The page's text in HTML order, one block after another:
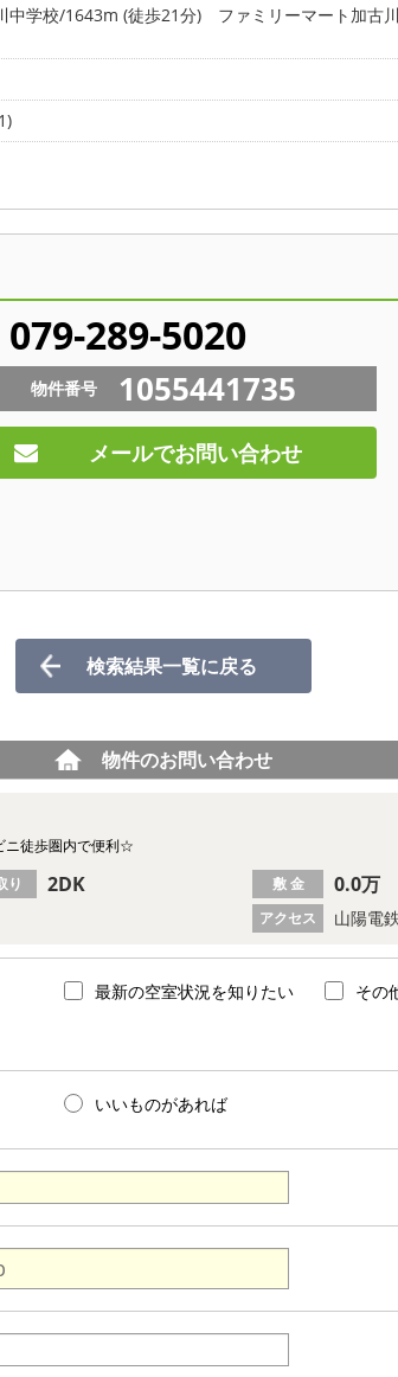
中学校/1643m (徒歩21分) ファミリーマート加古
079-289-5020
物件番号 1055441735
メールでお問い合わせ
検索結果一覧に戻る
物件のお問い合わせ
ニ徒歩圏内で便利☆
アクセス 山陽電
り 2DK 敷 金 0.0万
最新の空室状況を知りたい その
いいものがあれば